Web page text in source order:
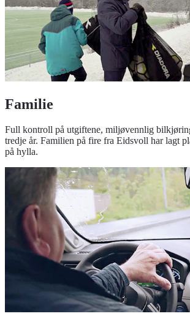
Familie
Full kontroll på utgiftene, miljøvennlig
tredje år. Familien på fire fra Eidsvoll har lagt
på hylla.